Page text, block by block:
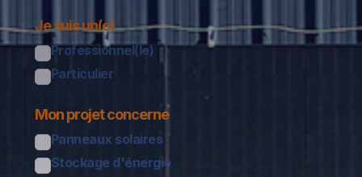
Je suis un(e)
Professionnel(le)
Particulier
Mon projet concerne
Panneaux solaires
Stockage d'énergie